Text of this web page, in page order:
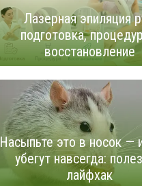
Лазерная эпиляция
подготовка,
восстановление
Насыпьте это в носок —
убегут навсегда:
лайфхак